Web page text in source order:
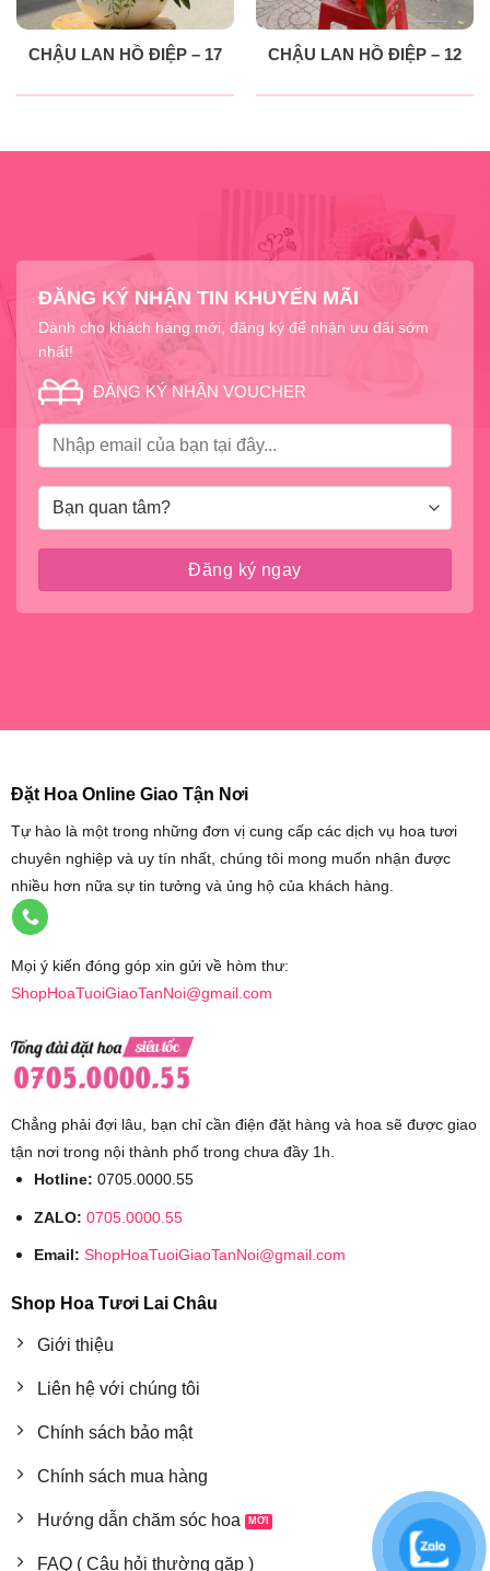
CHẬU LAN HỒ ĐIỆP – 17 CHẬU LAN HỒ ĐIỆP – 12
ĐĂNG KÝ NHẬN TIN KHUYẾN MÃI
Dành cho khách hàng mới, đăng ký để nhận ưu đãi sớm
nhất!
ĐĂNG KÝ NHẬN VOUCHER
Đặt Hoa Online Giao Tận Nơi
Tự hào là một trong những đơn vị cung cấp các dịch vụ hoa tươi
chuyên nghiệp và uy tín nhất, chúng tôi mong muốn nhận được
nhiều hơn nữa sự tin tưởng và ủng hộ của khách hàng.
Mọi ý kiến đóng góp xin gửi về hòm thư:
ShopHoaTuoiGiaoTanNoi@gmail.com
Chẳng phải đợi lâu, bạn chỉ cần điện đặt hàng và hoa sẽ được giao
tận nơi trong nội thành phố trong chưa đầy 1h.
Hotline: 0705.0000.55
ZALO: 0705.0000.55
Email: ShopHoaTuoiGiaoTanNoi@gmail.com
Shop Hoa Tươi Lai Châu
Giới thiệu
Liên hệ với chúng tôi
Chính sách bảo mật
Chính sách mua hàng
Hướng dẫn chăm sóc hoa
FAQ ( Câu hỏi thường gặp )